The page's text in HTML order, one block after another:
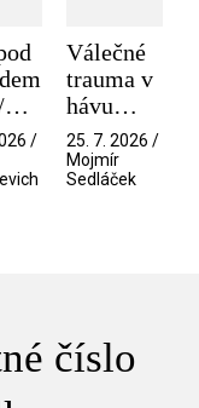
/
Válečné
trauma v
hávu
spektáklu
/ Odyssea
25. 7. 2026 /
Mojmír
Sedláček
číslo